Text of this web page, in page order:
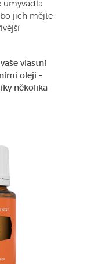
umyvadla
jich mějte
vlastní
oleji –
několika